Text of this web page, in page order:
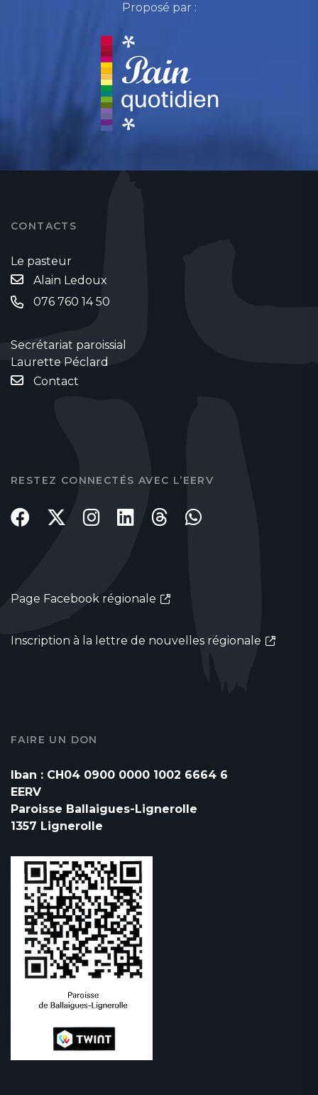
Proposé par :
CONTACTS
Le pasteur
Alain Ledoux
076 760 14 50
Secrétariat paroissial
Laurette Péclard
Contact
RESTEZ CONNECTÉS AVEC L’EERV
Page Facebook régionale
Inscription à la lettre de nouvelles régionale
FAIRE UN DON
Iban : CH04 0900 0000 1002 6664 6
EERV
Paroisse Ballaigues-Lignerolle
1357 Lignerolle